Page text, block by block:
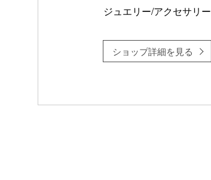
ジュエリー/アクセサリー
ショップ詳細を見る